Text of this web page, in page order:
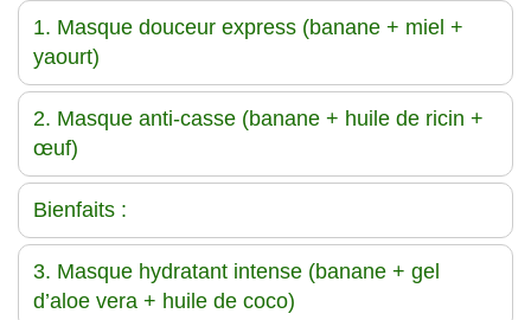
1. Masque douceur express (banane + miel +
yaourt)
2. Masque anti-casse (banane + huile de ricin +
œuf)
Bienfaits :
3. Masque hydratant intense (banane + gel
d’aloe vera + huile de coco)